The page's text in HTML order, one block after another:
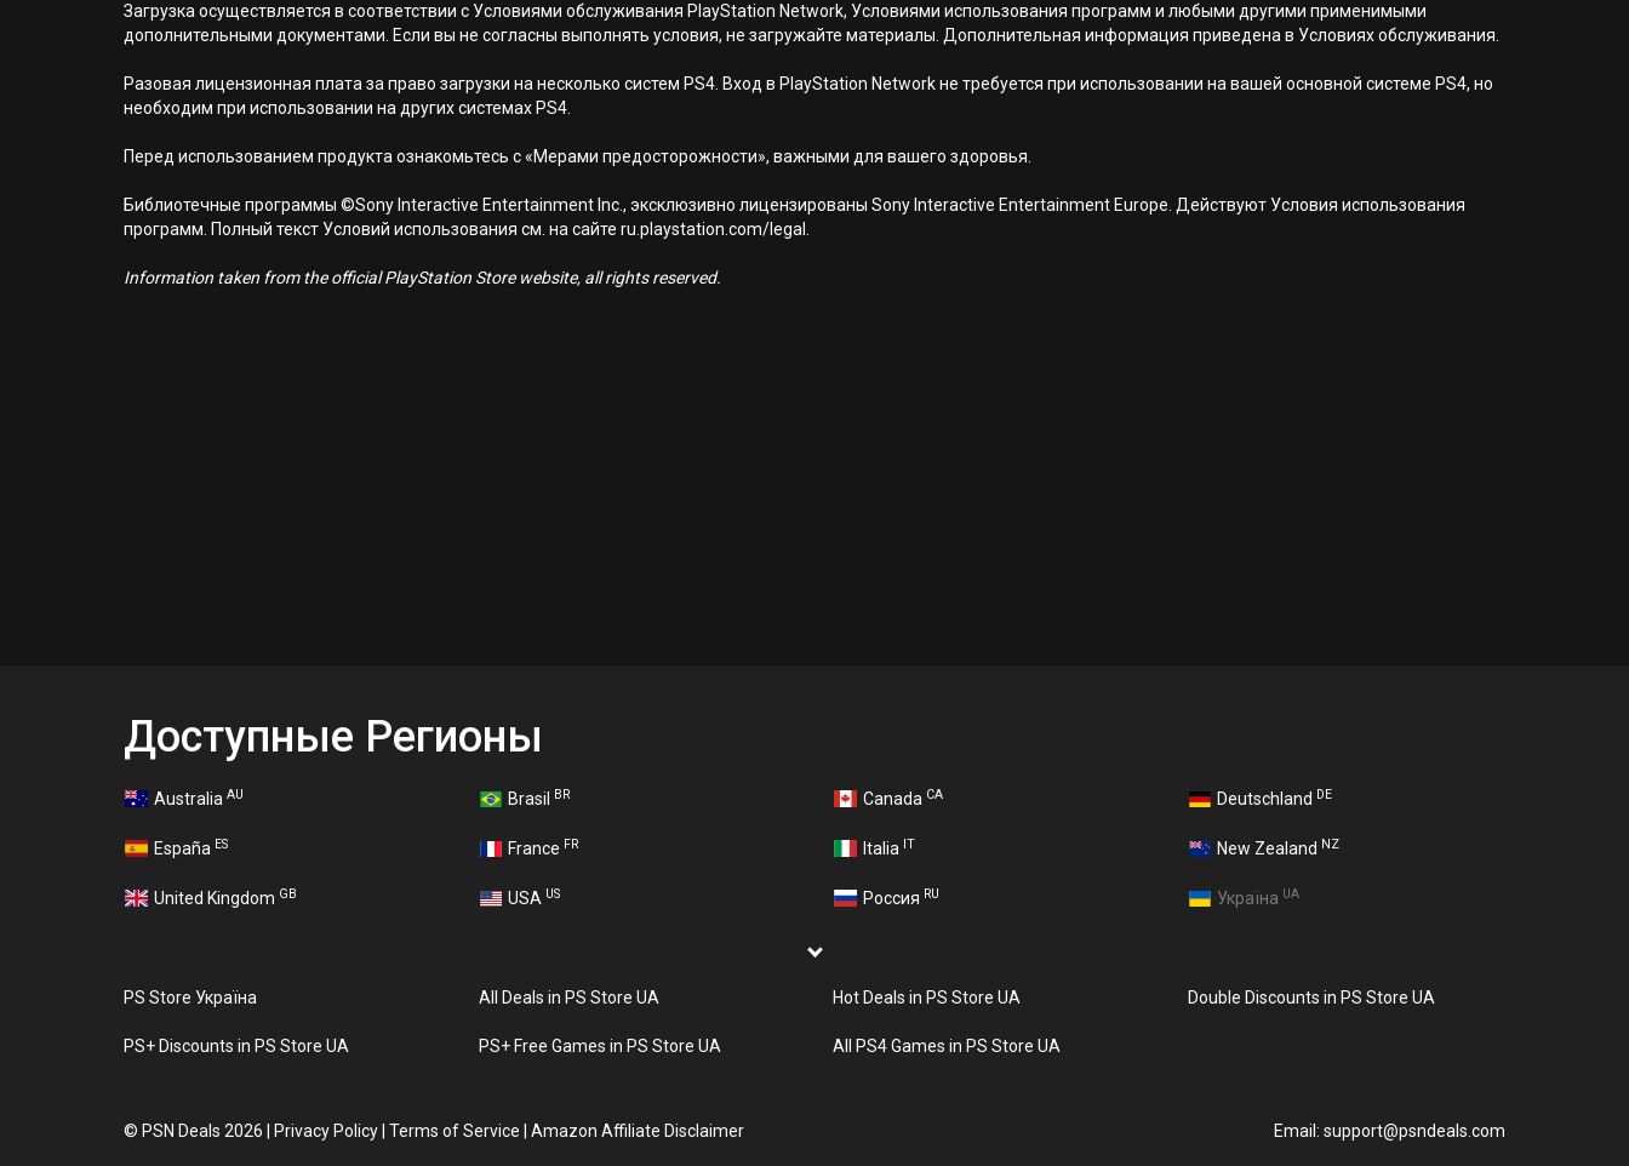
Загрузка осуществляется в соответствии с Условиями обслуживания PlayStation Network, Условиями использования программ и любыми другими применимыми
дополнительными документами. Если вы не согласны выполнять условия, не загружайте материалы. Дополнительная информация приведена в Условиях обслуживания.
Разовая лицензионная плата за право загрузки на несколько систем PS4. Вход в PlayStation Network не требуется при использовании на вашей основной системе PS4, но
необходим при использовании на других системах PS4.
Перед использованием продукта ознакомьтесь с «Мерами предосторожности», важными для вашего здоровья.
Библиотечные программы ©Sony Interactive Entertainment Inc., эксклюзивно лицензированы Sony Interactive Entertainment Europe. Действуют Условия использования
программ. Полный текст Условий использования см. на сайте ru.playstation.com/legal.
Information taken from the official PlayStation Store website, all rights reserved.
Доступные Регионы
Australia AU Brasil BR Canada CA Deutschland DE
España ES France FR Italia IT New Zealand NZ
United Kingdom GB USA US Россия RU Україна UA
PS Store Україна All Deals in PS Store UA Hot Deals in PS Store UA Double Discounts in PS Store UA
PS+ Discounts in PS Store UA PS+ Free Games in PS Store UA All PS4 Games in PS Store UA
© PSN Deals 2026 Privacy Policy Terms of Service Amazon Affiliate Disclaimer Email: support@psndeals.com